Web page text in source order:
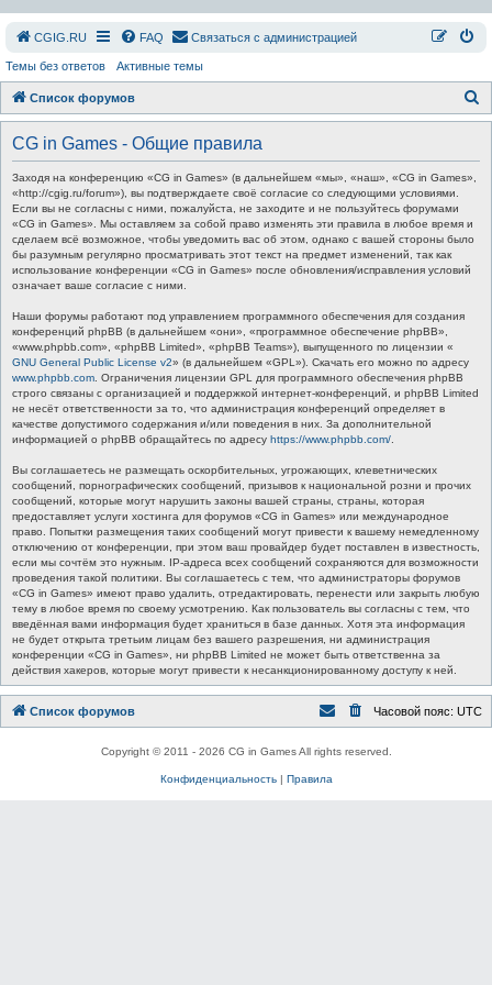
СGIG.RU FAQ Связаться с администрацией
Темы без ответов Активные темы
Список форумов
о
CG in Games - Общие правила
Заходя на конференцию «CG in Games» (в дальнейшем «мы», «наш», «CG in Games»,
«http://cgig.ru/forum»), вы подтверждаете своё согласие со следующими условиями.
Если вы не согласны с ними, пожалуйста, не заходите и не пользуйтесь форумами
«CG in Games». Мы оставляем за собой право изменять эти правила в любое время и
сделаем всё возможное, чтобы уведомить вас об этом, однако с вашей стороны было
бы разумным регулярно просматривать этот текст на предмет изменений, так как
использование конференции «CG in Games» после обновления/исправления условий
означает ваше согласие с ними.
Наши форумы работают под управлением программного обеспечения для создания
конференций phpBB (в дальнейшем «они», «программное обеспечение phpBB»,
«www.phpbb.com», «phpBB Limited», «phpBB Teams»), выпущенного по лицензии «
GNU General Public License v2» (в дальнейшем «GPL»). Скачать его можно по адресу
www.phpbb.com . Ограничения лицензии GPL для программного обеспечения phpBB
строго связаны с организацией и поддержкой интернет-конференций, и phpBB Limited
не несёт ответственности за то, что администрация конференций определяет в
качестве допустимого содержания и/или поведения в них. За дополнительной
информацией о phpBB обращайтесь по адресу https://www.phpbb.com/
Вы соглашаетесь не размещать оскорбительных, угрожающих, клеветнических
сообщений, порнографических сообщений, призывов к национальной розни и прочих
сообщений, которые могут нарушить законы вашей страны, страны, которая
предоставляет услуги хостинга для форумов «CG in Games» или международное
право. Попытки размещения таких сообщений могут привести к вашему немедленному
отключению от конференции, при этом ваш провайдер будет поставлен в известность,
если мы сочтём это нужным. IP-адреса всех сообщений сохраняются для возможности
проведения такой политики. Вы соглашаетесь с тем, что администраторы форумов
«CG in Games» имеют право удалить, отредактировать, перенести или закрыть любую
тему в любое время по своему усмотрению. Как пользователь вы согласны с тем, что
введённая вами информация будет храниться в базе данных. Хотя эта информация
не будет открыта третьим лицам без вашего разрешения, ни администрация
конференции «CG in Games», ни phpBB Limited не может быть ответственна за
действия хакеров, которые могут привести к несанкционированному доступу к ней.
Список форумов Часовой пояс: UTC
Copyright © 2011 - 2026 CG in Games All rights reserved.
Конфиденциальность| Правила